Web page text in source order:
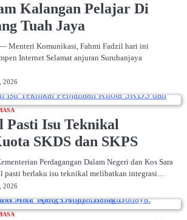
Kalangan Pelajar Di
Tuah Jaya
Menteri Komunikasi, Fahmi Fadzil hari ini
Internet Selamat anjuran Suruhanjaya
2026
Pasti Isu Teknikal
SKDS dan SKPS
Perdagangan Dalam Negeri dan Kos Sara
pasti berlaku isu teknikal melibatkan integrasi…
2026